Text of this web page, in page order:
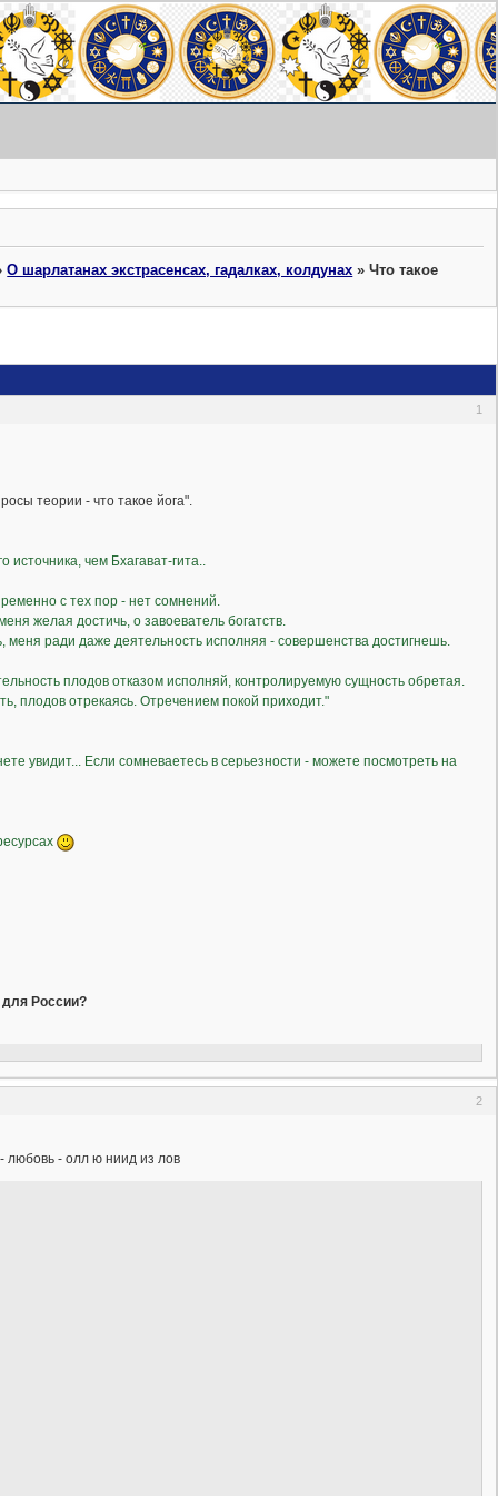
О шарлатанах экстрасенсах, гадалках, колдунах »Что такое
1
теории - что такое йога".
чем Бхагават-гита..
с тех пор - нет сомнений.
желая достичь, о завоеватель богатств.
ради даже деятельность исполняя - совершенства достигнешь.
плодов отказом исполняй, контролируемую сущность обретая.
плодов отрекаясь. Отречением покой приходит."
увидит... Если сомневаетесь в серьезности - можете посмотреть на
для России?
2
любовь - олл ю ниид из лов